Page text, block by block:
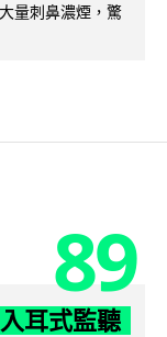
量刺鼻濃煙，驚
89
耳式監聽